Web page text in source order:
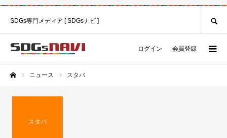
SDGs専門メディア [ SDGsナビ ]
ログイン 会員登録
ニュース スタバ
スタバ